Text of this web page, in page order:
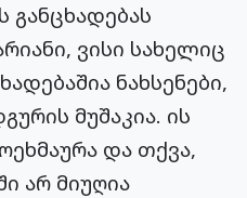
განცხადებას
ვისი სახელიც
ნახსენები,
მუშაკია. ის
და თქვა,
არ მიუღია